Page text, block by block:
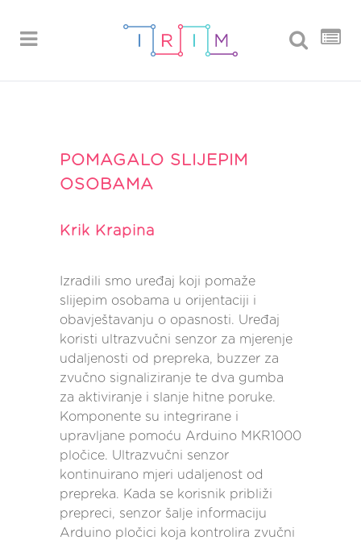
POMAGALO SLIJEPIM
OSOBAMA
Krik Krapina
Izradili smo uređaj koji pomaže
slijepim osobama u orijentaciji i
obavještavanju o opasnosti. Uređaj
koristi ultrazvučni senzor za mjerenje
udaljenosti od prepreka, buzzer za
zvučno signaliziranje te dva gumba
za aktiviranje i slanje hitne poruke.
Komponente su integrirane i
upravljane pomoću Arduino MKR1000
pločice. Ultrazvučni senzor
kontinuirano mjeri udaljenost od
prepreka. Kada se korisnik približi
prepreci, senzor šalje informaciju
Arduino pločici koja kontrolira zvučni